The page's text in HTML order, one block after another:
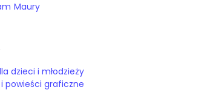
Maury
/ komiksy dla dzieci i młodzieży
/ komiksy i powieści graficzne